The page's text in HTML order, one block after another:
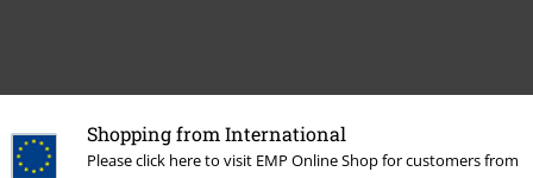
Shopping from International
Please click here to visit EMP Online Shop for customers from